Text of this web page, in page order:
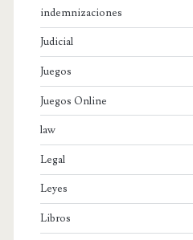
indemnizaciones
Judicial
Juegos
Juegos Online
law
Legal
Leyes
Libros